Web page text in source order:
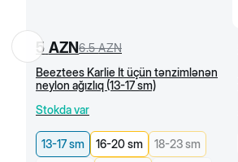
5 AZN6.5 AZN
Beeztees Karlie İt üçün tənzimlənən
neylon ağızlıq (13-17 sm)
Stokda var
13-17 sm 16-20 sm
18-23 sm